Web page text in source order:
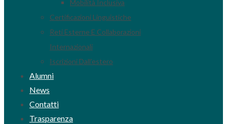
Mobilità Inclusiva
Certificazioni Linguistiche
Reti Esterne E Collaborazioni
Internazionali
Iscrizioni Dall’estero
Alumni
News
Contatti
Trasparenza